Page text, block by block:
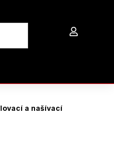

a našívací